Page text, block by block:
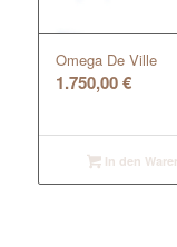
Omega De Ville
1.750,00€
In den